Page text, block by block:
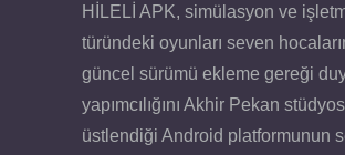
HİLELİ APK, simülasyon ve
türündeki oyunları seven
güncel sürümü ekleme gereği
yapımcılığını Akhir Pekan
üstlendiği Android platformunun